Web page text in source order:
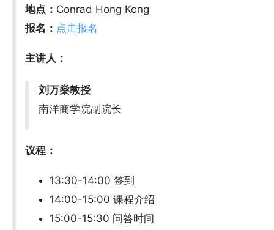
地点： Conrad Hong Kong
报名： 点击报名
主讲人：
刘万燊教授
南洋商学院副院长
议程：
13:30-14:00 签到
14:00-15:00 课程介绍
15:00-15:30 问答时间